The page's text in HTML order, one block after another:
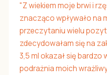
"Z wiekiem moje brwi i
znacząco wpływało na
przeczytaniu wielu
zdecydowałam się na
3,5 ml okazał się bardzo
podrażnia moich